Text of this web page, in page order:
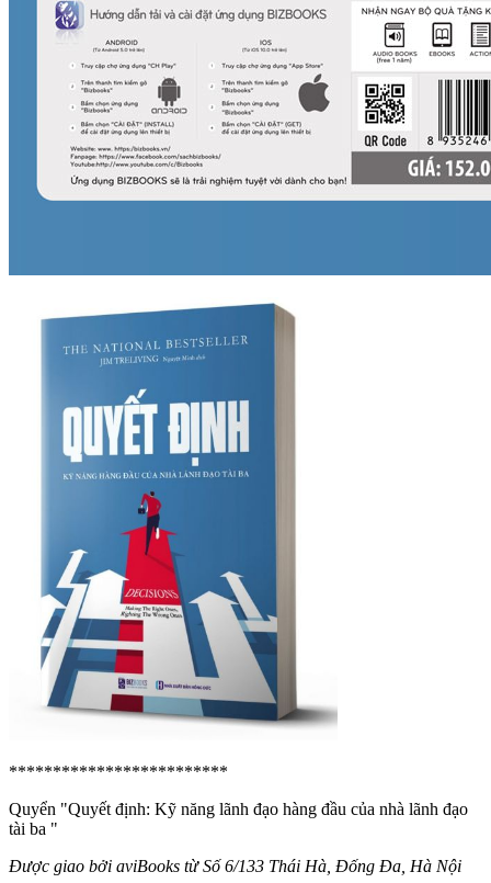
*************************
Quyển "Quyết định: Kỹ năng lãnh đạo hàng đầu của nhà lãnh đạo
tài ba "
Được giao bởi aviBooks từ Số 6/133 Thái Hà, Đống Đa, Hà Nội